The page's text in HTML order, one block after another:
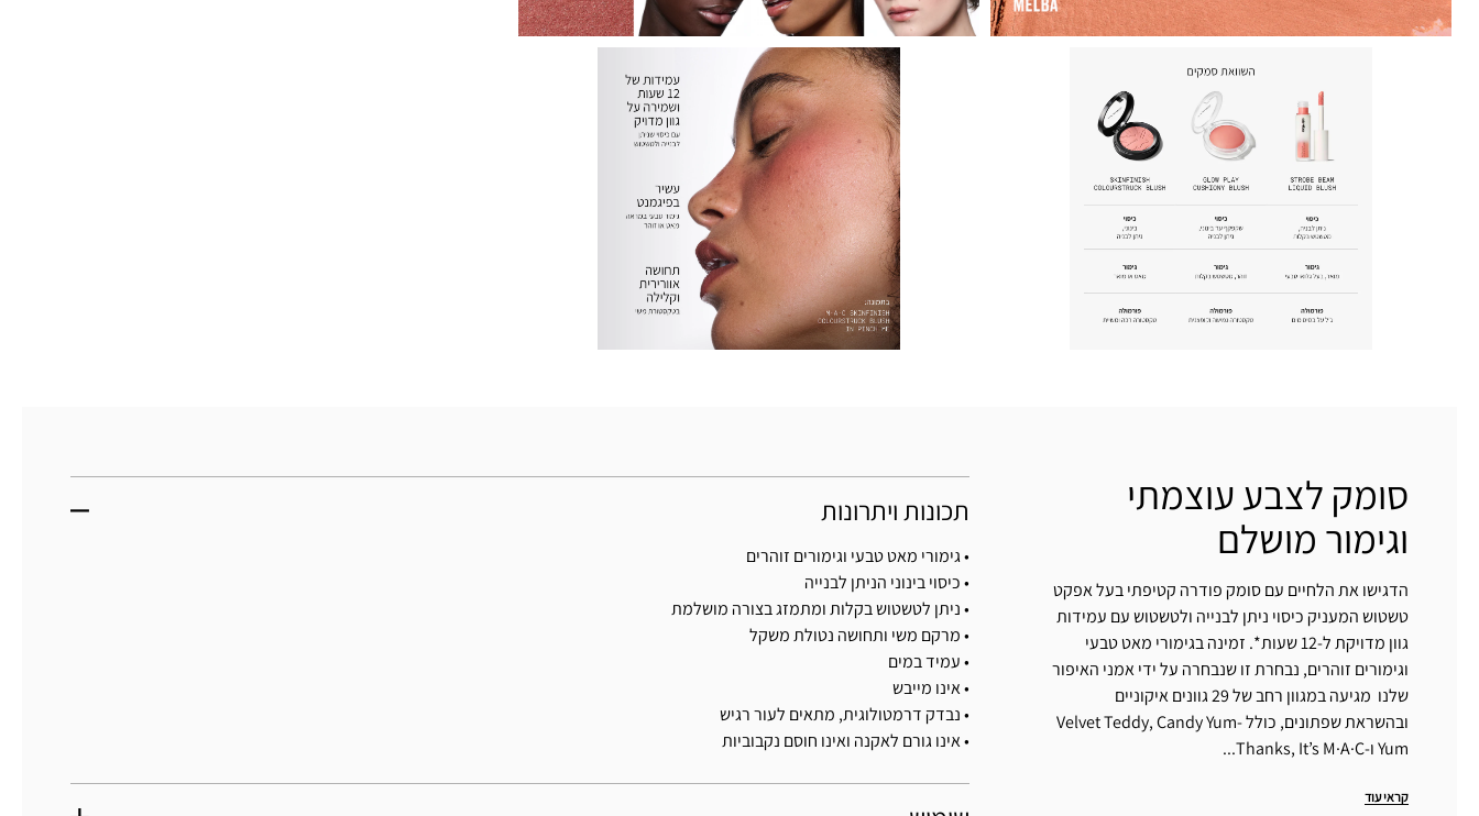
סומק לצבע עוצמתי
וגימור מושלם
הדגישו את הלחיים עם סומק פודרה קטיפתי בעל אפקט
טשטוש המעניק כיסוי ניתן לבנייה ולטשטוש עם עמידות
גוון מדויקת ל-12 שעות*. זמינה בגימורי מאט טבעי
וגימורים זוהרים, נבחרת זו שנבחרה על ידי אמני האיפור
שלנו מגיעה במגוון רחב של 29 גוונים איקוניים
ובהשראת שפתונים, כולל Velvet Teddy, Candy Yum-
Yum ו-Thanks, It’s M·A·C...
קראי עוד
תכונות ויתרונות
• גימורי מאט טבעי וגימורים זוהרים
• כיסוי בינוני הניתן לבנייה
• ניתן לטשטוש בקלות ומתמזג בצורה מושלמת
• מרקם משי ותחושה נטולת משקל
• עמיד במים
• אינו מייבש
• נבדק דרמטולוגית, מתאים לעור רגיש
• אינו גורם לאקנה ואינו חוסם נקבוביות